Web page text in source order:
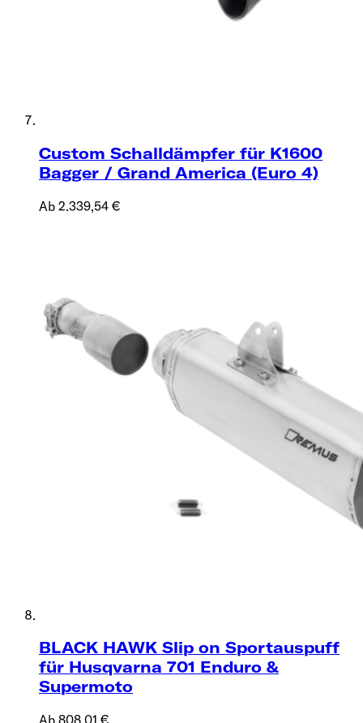
Custom Schalldämpfer für K1600
Bagger / Grand America (Euro 4)
Ab 2.339,54 €
BLACK HAWK Slip on Sportauspuff
für Husqvarna 701 Enduro &
Supermoto